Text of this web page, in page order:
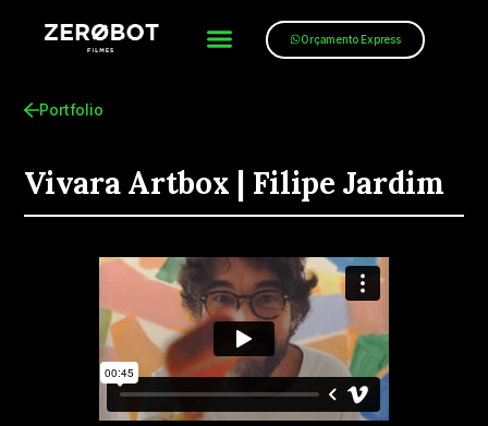
Orçamento Express
Portfolio
Vivara Artbox | Filipe Jardim